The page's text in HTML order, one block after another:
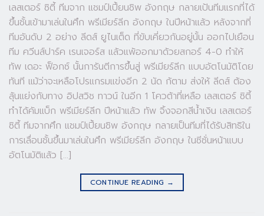
เลสเตอร์ ซิตี้ ทีมจาก แชมป์เปี้ยนชิพ อังกฤษ กลายเป้นทีมแรกที่ได้
ขึ้นชั้นเข้ามาเล่นในศึก พรีเมียร์ลีก อังกฤษ ในปีหน้าแล้ว หลังจากที่
ทีมอันดับ 2 อย่าง ลีดส์ ยูไนเต็ด ที่ขับเคี่ยวกันอยู่นั้น ออกไปเยือน
ทีม ควีนส์ปาร์ค เรนเจอร์ส แล้วแพ้ออกมาด้วยสกอร์ 4-0 ทำให้
ทัพ เดอะ ฟ็อกซ์ นั้นการันตีการขึ้นสู่ พรีเมียร์ลีก แบบอัตโนมัติโดย
ทันที แม้ว่าจะเหลือโปรแกรมแข่งอีก 2 นัด ก้ตาม ส่งให้ ลีดส์ ต้อง
ลุ้นแย่งกับทาง อิปสวิช ทาวน์ ในอีก 1 โควต้าที่เหลือ เลสเตอร์ ซิตี้
ทำได้คัมแบ็ก พรีเมียร์ลีก ปีหน้าแล้ว ทัพ จิ้งจอกสีน้ำเงิน เลสเตอร์
ซิตี้ ทีมจากศึก แชมป์เปี้ยนชิพ อังกฤษ กลายเป็นทีมที่ได้รับสิทธิใน
การเลื่อนชั้นขึ้นมาเล่นในศึก พรีเมียร์ลีก อังกฤษ ในซีซั่นหน้าแบบ
อัตโนมัติแล้ว […]
CONTINUE READING →